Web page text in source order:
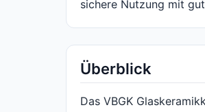
sichere Nutzung mit
Überblick
Das VBGK